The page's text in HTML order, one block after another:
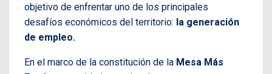
objetivo de enfrentar uno de los principales
desafíos económicos del territorio: la generación
de empleo.
En el marco de la constitución de la Mesa Más